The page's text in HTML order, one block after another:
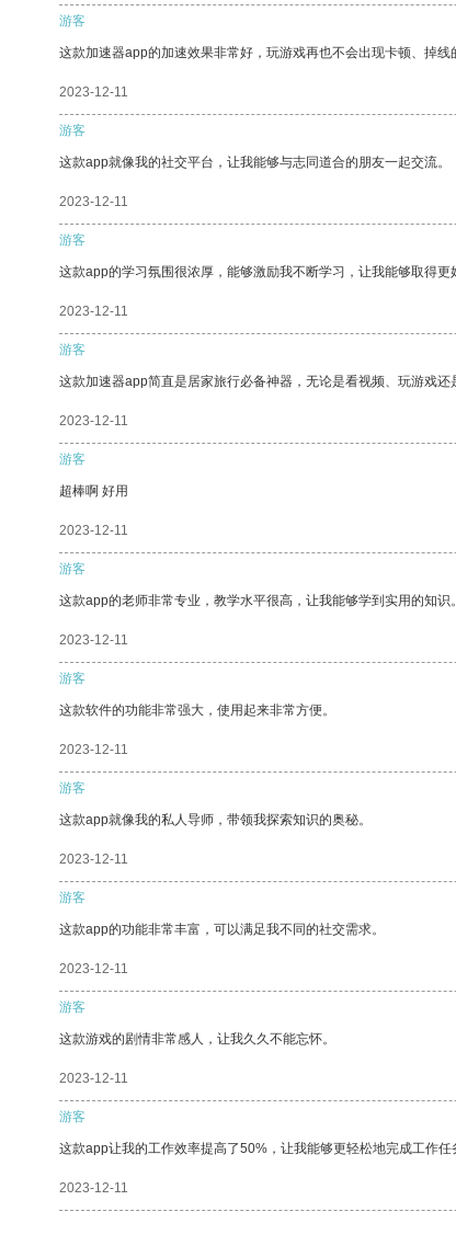
游客
这款加速器app的加速效果非常好，玩游戏再也不会出现卡顿、掉
2023-12-11
游客
这款app就像我的社交平台，让我能够与志同道合的朋友一起交流。
2023-12-11
游客
这款app的学习氛围很浓厚，能够激励我不断学习，让我能够取得更
2023-12-11
游客
这款加速器app简直是居家旅行必备神器，无论是看视频、玩游戏
2023-12-11
游客
超棒啊 好用
2023-12-11
游客
这款app的老师非常专业，教学水平很高，让我能够学到实用的知识。
2023-12-11
游客
这款软件的功能非常强大，使用起来非常方便。
2023-12-11
游客
这款app就像我的私人导师，带领我探索知识的奥秘。
2023-12-11
游客
这款app的功能非常丰富，可以满足我不同的社交需求。
2023-12-11
游客
这款游戏的剧情非常感人，让我久久不能忘怀。
2023-12-11
游客
这款app让我的工作效率提高了50%，让我能够更轻松地完成工作
2023-12-11